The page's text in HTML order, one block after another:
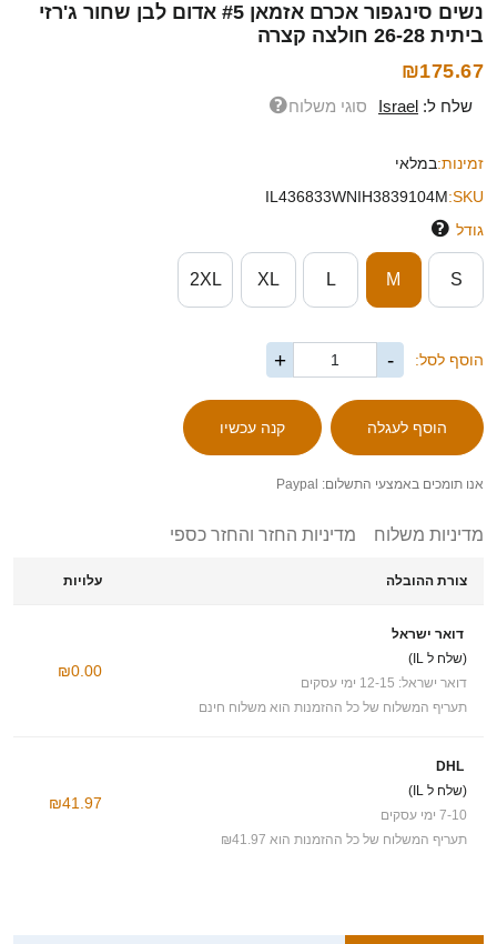
נשים סינגפור אכרם אזמאן #5 אדום לבן שחור ג'רזי
ביתית 26-28 חולצה קצרה
₪175.67
שלח ל: Israel סוגי משלוח
זמינות:במלאי
SKU:
IL436833WNIH3839104M
גודל
S
M
L
XL
2XL
הוסף לסל: -
+
אנו תומכים באמצעי התשלום: Paypal
מדיניות משלוח מדיניות החזר והחזר כספי
צורת ההובלה עלויות
דואר ישראל
(שלח ל IL)
דואר ישראל: 12-15 ימי עסקים
תעריף המשלוח של כל ההזמנות הוא משלוח חינם
₪0.00
DHL
(שלח ל IL)
7-10 ימי עסקים
תעריף המשלוח של כל ההזמנות הוא ₪41.97
₪41.97